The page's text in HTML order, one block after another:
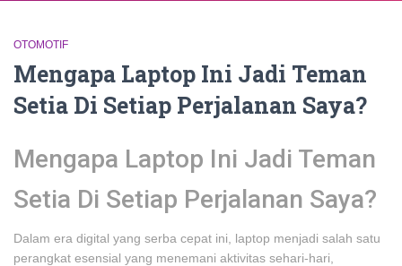
OTOMOTIF
Mengapa Laptop Ini Jadi Teman
Setia Di Setiap Perjalanan Saya?
Mengapa Laptop Ini Jadi Teman
Setia Di Setiap Perjalanan Saya?
Dalam era digital yang serba cepat ini, laptop menjadi salah satu
perangkat esensial yang menemani aktivitas sehari-hari,